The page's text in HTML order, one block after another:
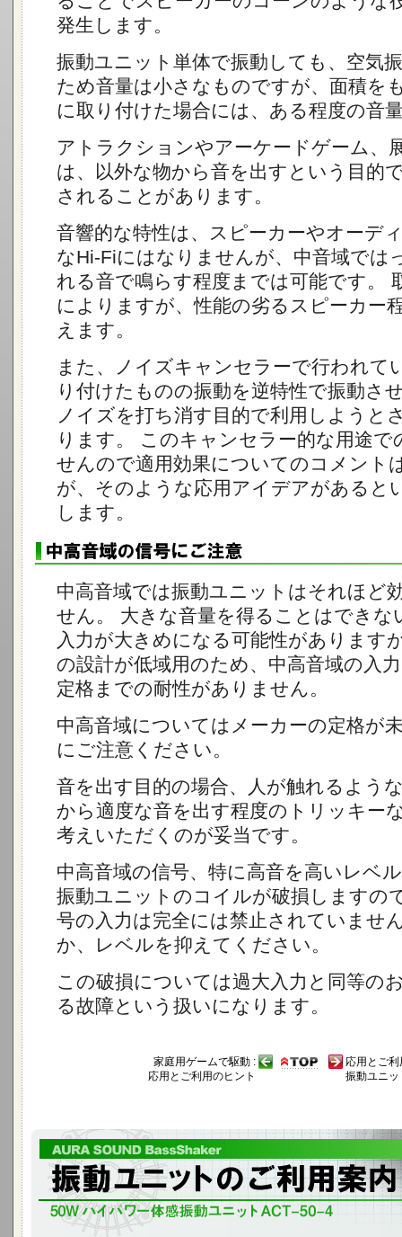
発生します。
振動ユニット単体で振動しても、空気
ため音量は小さなものですが、面積を
に取り付けた場合には、ある程度の音
アトラクションやアーケードゲーム、
は、以外な物から音を出すという目的
されることがあります。
音響的な特性は、スピーカーやオーデ
なHi-Fiにはなりませんが、中音域では
れる音で鳴らす程度までは可能です。
によりますが、性能の劣るスピーカー
えます。
また、ノイズキャンセラーで行われて
り付けたものの振動を逆特性で振動さ
ノイズを打ち消す目的で利用しようと
ります。 このキャンセラー的な用途で
せんので適用効果についてのコメント
が、そのような応用アイデアがあると
します。
中高音域では振動ユニットはそれほど
せん。 大きな音量を得ることはできな
入力が大きめになる可能性があります
の設計が低域用のため、中高音域の入
定格までの耐性がありません。
中高音域についてはメーカーの定格が
にご注意ください。
音を出す目的の場合、人が触れるよう
から適度な音を出す程度のトリッキー
考えいただくのが妥当です。
中高音域の信号、特に高音を高いレベ
振動ユニットのコイルが破損しますの
号の入力は完全には禁止されていませ
か、レベルを抑えてください。
この破損については過大入力と同等の
る故障という扱いになります。
家庭用ゲームで駆動 :
応用とご利用のヒント
応用とご
振動ユニ
ハイパワー振動ユニット Bass Shaker ACT-50-4